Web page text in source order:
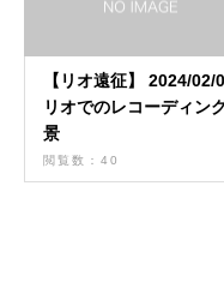
【リオ遠征】 2024/02/
リオでのレコーディン
景
閲覧数：40